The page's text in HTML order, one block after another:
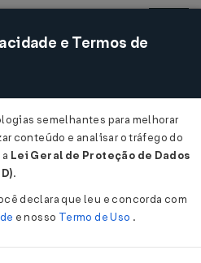
Acessar
e Termos de
semelhantes para melhorar
conteúdo e analisar o tráfego do
Lei Geral de Proteção de Dados
.
declara que leu e concorda com
e nosso Termo de Uso .